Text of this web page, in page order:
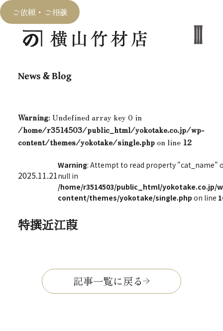
ご依頼・ご相談
News & Blog
Warning: Undefined array key 0 in
/home/r3514503/public_html/yokotake.co.jp/wp-
content/themes/yokotake/single.phpon line 12
2025.11.21
Warning: Attempt to read property "cat_name"
null in
/home/r3514503/public_html/yokotake.co.jp/
content/themes/yokotake/single.php on line
特撰近江葭
記事一覧に戻る